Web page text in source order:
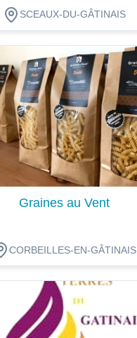
SCEAUX-DU-GÂTINAIS
Dégustation
Graines au Vent
CORBEILLES-EN-GÂTINAIS
Dégustation